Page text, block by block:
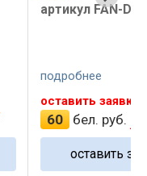
артикул FAN-DE-
подробнее
оставить заявку
60 бел. руб.
оставить